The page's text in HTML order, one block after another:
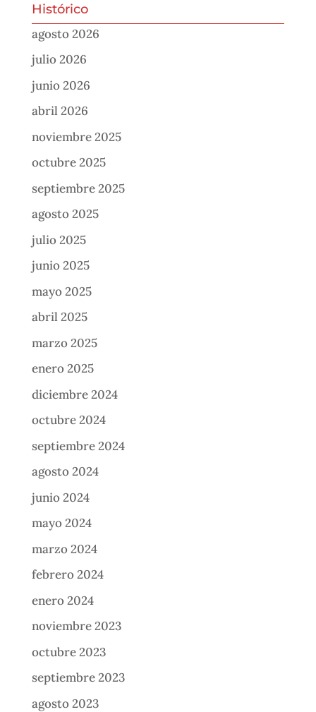
Histórico
agosto 2026
julio 2026
junio 2026
abril 2026
noviembre 2025
octubre 2025
septiembre 2025
agosto 2025
julio 2025
junio 2025
mayo 2025
abril 2025
marzo 2025
enero 2025
diciembre 2024
octubre 2024
septiembre 2024
agosto 2024
junio 2024
mayo 2024
marzo 2024
febrero 2024
enero 2024
noviembre 2023
octubre 2023
septiembre 2023
agosto 2023